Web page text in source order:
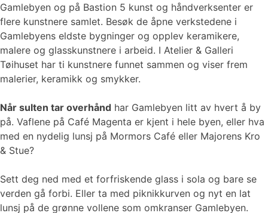
Gamlebyen og på Bastion 5 kunst og håndverksenter er
flere kunstnere samlet. Besøk de åpne verkstedene i
Gamlebyens eldste bygninger og opplev keramikere,
malere og glasskunstnere i arbeid. I Atelier & Galleri
Tøihuset har ti kunstnere funnet sammen og viser frem
malerier, keramikk og smykker.
Når sulten tar overhånd har Gamlebyen litt av hvert å by
på. Vaflene på Café Magenta er kjent i hele byen, eller hva
med en nydelig lunsj på Mormors Café eller Majorens Kro
& Stue?
Sett deg ned med et forfriskende glass i sola og bare se
verden gå forbi. Eller ta med piknikkurven og nyt en lat
lunsj på de grønne vollene som omkranser Gamlebyen.